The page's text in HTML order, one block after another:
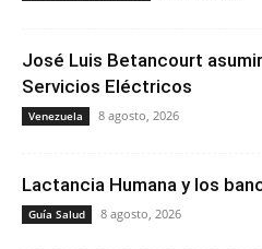
José Luis Betancourt
Servicios Eléctricos
Venezuela 8 agosto, 2026
Lactancia Humana y los
Guía Salud 8 agosto, 2026